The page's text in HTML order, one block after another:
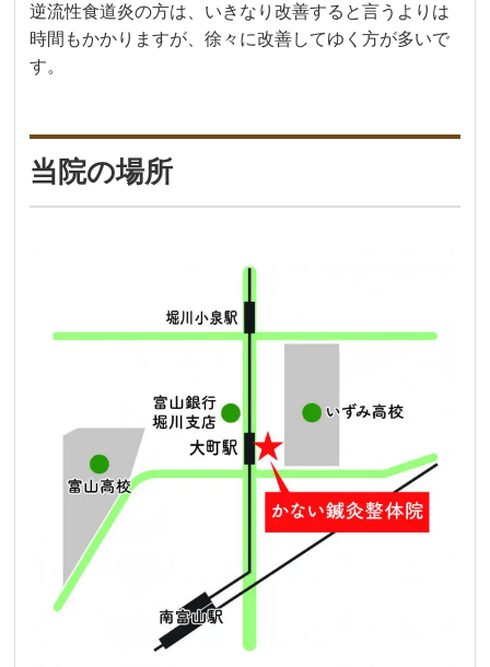
逆流性食道炎の方は、いきなり改善すると言うよりは
時間もかかりますが、徐々に改善してゆく方が多いで
す。
当院の場所